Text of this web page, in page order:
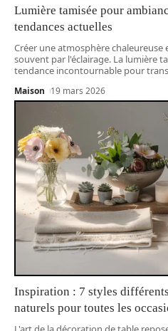
Lumière tamisée pour
tendances actuelles
Créer une atmosphère chaleureuse
souvent par l'éclairage. La lumière
tendance incontournable pour
Maison 19 mars 2026
Inspiration : 7 styles
naturels pour toutes les